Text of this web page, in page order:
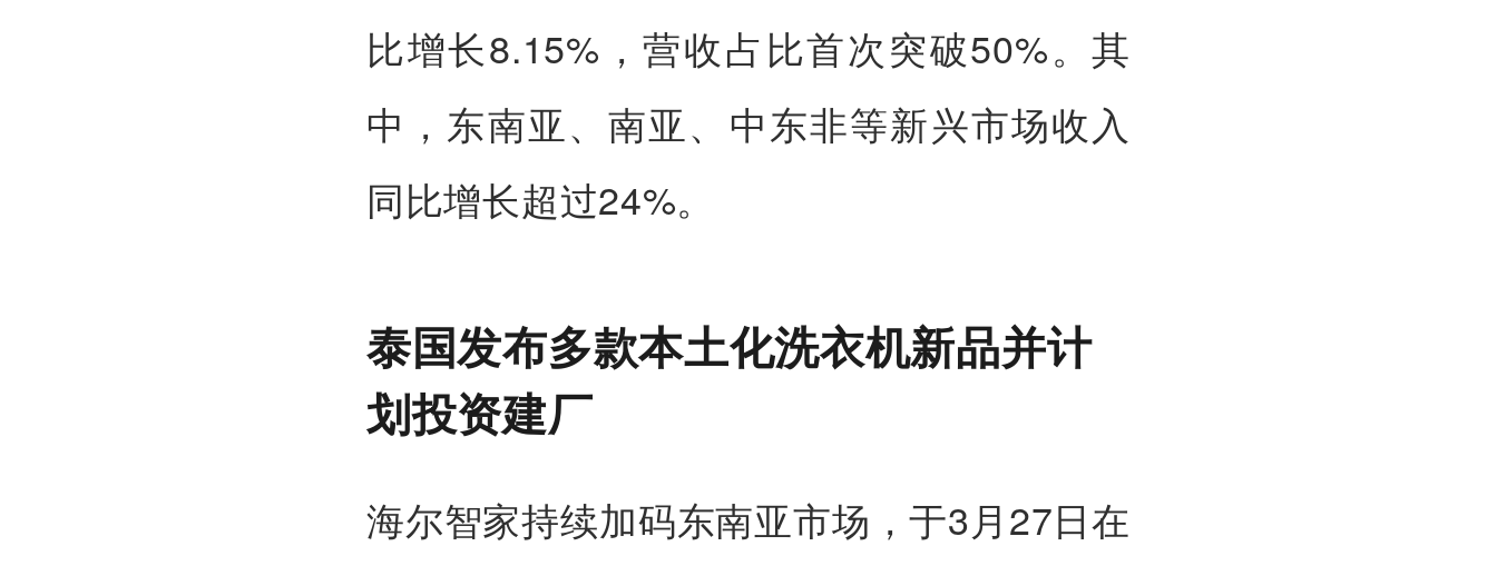
比增长8.15%，营收占比首次突破50%。其
中，东南亚、南亚、中东非等新兴市场收入
同比增长超过24%。
泰国发布多款本土化洗衣机新品并计
划投资建厂
海尔智家持续加码东南亚市场，于3月27日在